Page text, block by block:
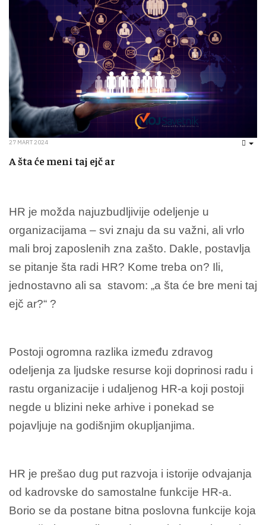
27 MART 2024
A šta će meni taj ejč ar
HR je možda najuzbudljivije odeljenje u
organizacijama – svi znaju da su važni, ali vrlo
mali broj zaposlenih zna zašto. Dakle, postavlja
se pitanje šta radi HR? Kome treba on? Ili,
jednostavno ali sa stavom: „a šta će bre meni taj
ejč ar?“ ?
Postoji ogromna razlika između zdravog
odeljenja za ljudske resurse koji doprinosi radu i
rastu organizacije i udaljenog HR-a koji postoji
negde u blizini neke arhive i ponekad se
pojavljuje na godišnjim okupljanjima.
HR je prešao dug put razvoja i istorije odvajanja
od kadrovske do samostalne funkcije HR-a.
Borio se da postane bitna poslovna funkcije koja